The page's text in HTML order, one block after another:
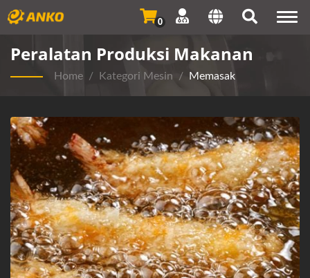
0
Peralatan Produksi Makanan
Home / Kategori Mesin / Memasak